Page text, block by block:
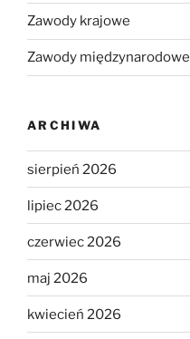
Zawody krajowe
Zawody międzynarodowe
ARCHIWA
sierpień 2026
lipiec 2026
czerwiec 2026
maj 2026
kwiecień 2026